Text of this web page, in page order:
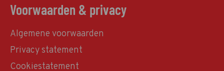
Voorwaarden & privacy
Algemene voorwaarden
Privacy statement
Cookiestatement